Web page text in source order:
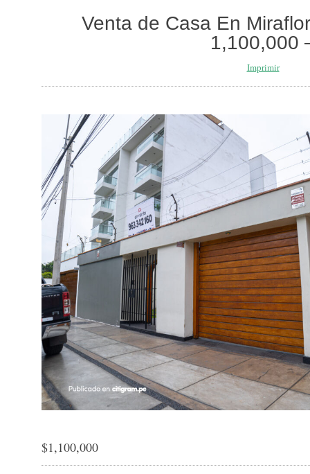
Venta de Casa En
1,100,000
Imprimir
$1,100,000